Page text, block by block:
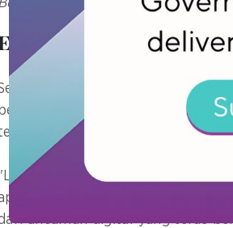
bulletin GovInsider
konsumen di
pemimpin strategi
membekali konsumen
membekali mereka
digital bukan hanya soal
tetapi memahami
ancaman digital yang terus